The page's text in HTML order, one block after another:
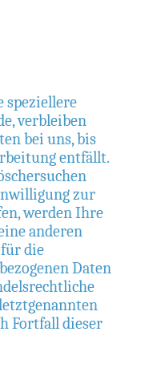
speziellere
verbleiben
bei uns, bis
entfällt.
zur
werden Ihre
anderen
die
Daten
Fortfall dieser